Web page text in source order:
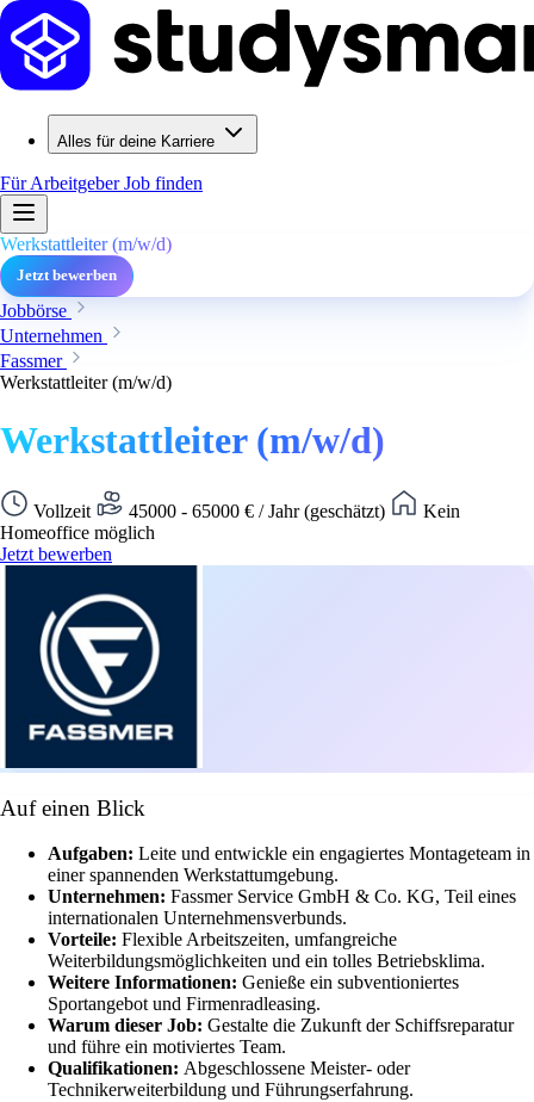
Alles für deine Karriere
Für ArbeitgeberJob finden
Werkstattleiter (m/w/d)
Jetzt bewerben
Jobbörse
Unternehmen
Fassmer
Werkstattleiter (m/w/d)
Werkstattleiter (m/w/d)
Vollzeit 45000 - 65000 € / Jahr (geschätzt)
Kein
Homeoffice möglich
Jetzt bewerben
Auf einen Blick
Aufgaben: Leite und entwickle ein engagiertes Montageteam in
einer spannenden Werkstattumgebung.
Unternehmen: Fassmer Service GmbH & Co. KG, Teil eines
internationalen Unternehmensverbunds.
Vorteile: Flexible Arbeitszeiten, umfangreiche
Weiterbildungsmöglichkeiten und ein tolles Betriebsklima.
Weitere Informationen: Genieße ein subventioniertes
Sportangebot und Firmenradleasing.
Warum dieser Job: Gestalte die Zukunft der Schiffsreparatur
und führe ein motiviertes Team.
Qualifikationen: Abgeschlossene Meister- oder
Technikerweiterbildung und Führungserfahrung.